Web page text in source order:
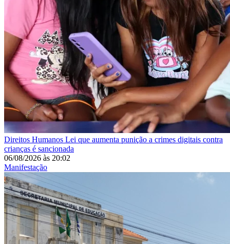
Direitos Humanos Lei que aumenta punição a crimes digitais contra
crianças é sancionada
06/08/2026 às 20:02
Manifestação